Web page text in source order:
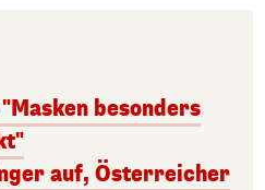
besonders
auf, Österreicher